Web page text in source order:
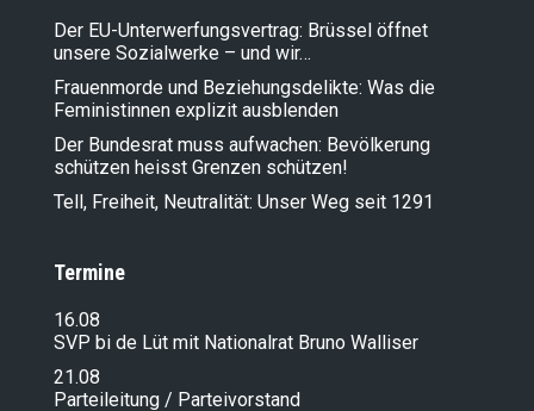
Der EU-Unterwerfungsvertrag: Brüssel öffnet
unsere Sozialwerke – und wir…
Frauenmorde und Beziehungsdelikte: Was die
Feministinnen explizit ausblenden
Der Bundesrat muss aufwachen: Bevölkerung
schützen heisst Grenzen schützen!
Tell, Freiheit, Neutralität: Unser Weg seit 1291
Termine
16.08
SVP bi de Lüt mit Nationalrat Bruno Walliser
21.08
Parteileitung / Parteivorstand